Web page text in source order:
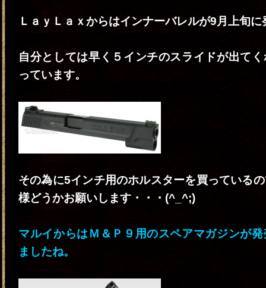
ＬａｙＬａｘからはインナーバレルが9月上旬
自分としては早く５インチのスライドが出て
っています。
その為に5インチ用のホルスターを買っている
様どうかお願いします・・・(^_^;)
マルイからはＭ＆Ｐ９用のスペアマガジンが
ましたね。